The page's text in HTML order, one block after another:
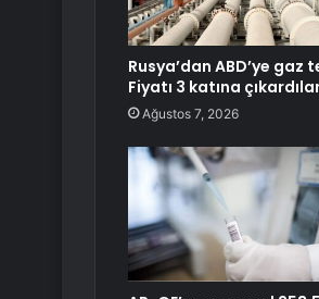
Rusya’dan ABD’ye gaz
Fiyatı 3 katına
Ağustos 7, 2026